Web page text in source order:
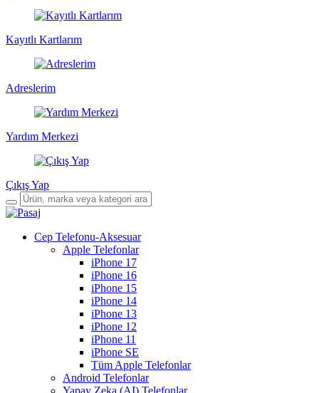
Kayıtlı Kartlarım
Adreslerim
Yardım Merkezi
Çıkış Yap
Cep Telefonu-Aksesuar
Apple Telefonlar
iPhone 17
iPhone 16
iPhone 15
iPhone 14
iPhone 13
iPhone 12
iPhone 11
iPhone SE
Tüm Apple Telefonlar
Android Telefonlar
Yapay Zeka (AI) Telefonlar